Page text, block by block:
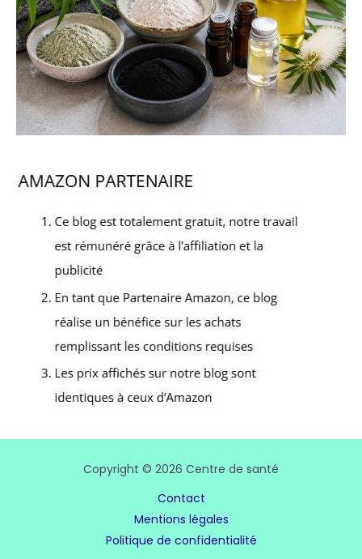
Copyright © 2026 Centre de santé
Contact
Mentions légales
Politique de confidentialité